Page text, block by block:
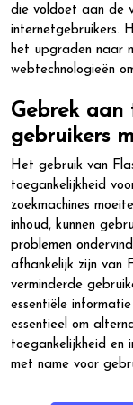
die voldoet aan de
internetgebruikers.
het upgraden naar
webtechnologieën
Gebrek aan
gebruikers
Het gebruik van
toegankelijkheid
zoekmachines
inhoud, kunnen
problemen
afhankelijk zijn van
verminderde
essentiële
essentieel om
toegankelijkheid en
met name voor